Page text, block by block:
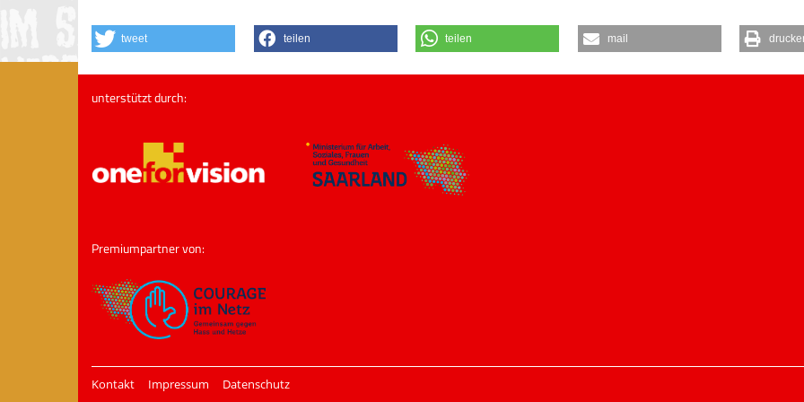
tweet teilen teilen mail
unterstützt durch:
Premiumpartner von:
Kontakt Impressum Datenschutz